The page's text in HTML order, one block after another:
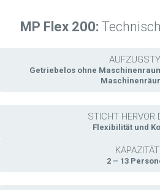
MP Flex 200:
Getriebelos ohne
STICHT HERVOR
Flexibilität und
KAPAZITÄT
2 – 13